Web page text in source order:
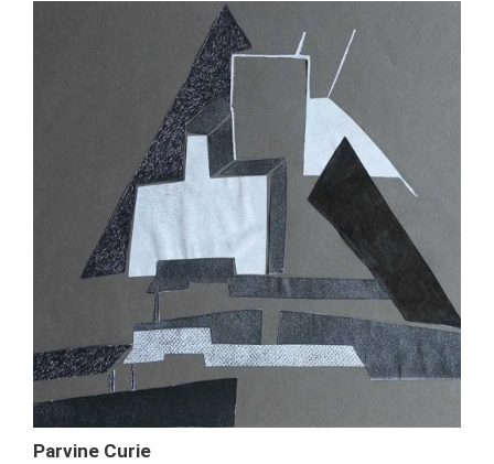
Parvine Curie